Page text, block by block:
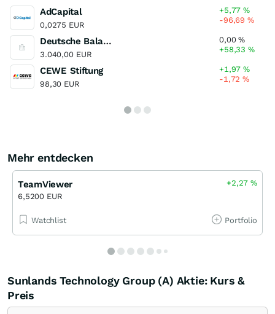
AdCapital
0,0275 EUR
+5,77%
-96,69%
Deutsche Balaton
3.040,00 EUR
0,00%
+58,33%
CEWE Stiftung
98,30 EUR
+1,97%
-1,72%
Mehr entdecken
TeamViewer
6,5200 EUR
+2,27%
Watchlist Portfolio
Sunlands Technology Group (A) Aktie: Kurs &
Preis